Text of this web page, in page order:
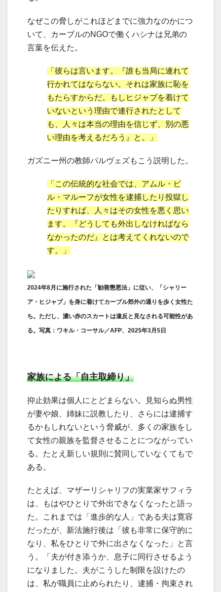
なぜこの脅しがこれほどまでに強力なのかにつ
いて、カーブルのNGOで働くハシナは兄弟の
言葉を伝えた。
「彼らは言います。『誰も当局に連れて
行かれてはならない。それは家族に恥を
もたらすからだ。もしヒジャブを着けて
いないという理由で連行されたとして
も、人々は本当の理由を信じず、別の悪
い理由を考えるだろう』と。」
ガズニー州の教師パルヴェズもこう説明した。
「この伝統的な社会では、アムル・ビ
ル・マルーフが女性を逮捕したり投獄し
たりすれば、人々はその女性を悪く思い
ます。『どうしても外出しなければなら
なかったのだ』とは考えてくれないので
す。」
2024年8月に施行された「勧善懲悪法」に従い、「シャリー
ア・ヒジャブ」を身に着けてカーブル郊外の通りを歩く女性た
ち。ただし、濃い赤のスカートは違反と見なされる可能性があ
る。写真：ワキル・コーサル／AFP、2025年3月5日
家族による「自主取締り」
抑止効果は個人にとどまらない。見知らぬ男性
が妻や娘、姉妹に説教したり、さらには逮捕す
るかもしれないという脅威が、多くの家族をし
て女性の親族を監督させることにつながってい
る。たとえ新しい規則に賛同していなくてもで
ある。
たとえば、マザーリシャリフの実業家サフィラ
は、もはやひとりで外出できなくなったと語っ
た。これまでは「進歩的な人」である夫は寛容
だったが、新法施行後は「彼も非常に保守的に
なり、私をひとりで外に出さなくなった」と言
う。「夫が付き添うか、息子に同行させるよう
になりました。夫がこうした制限を設けたの
は、私が職員に止められたり、逮捕・拘束され